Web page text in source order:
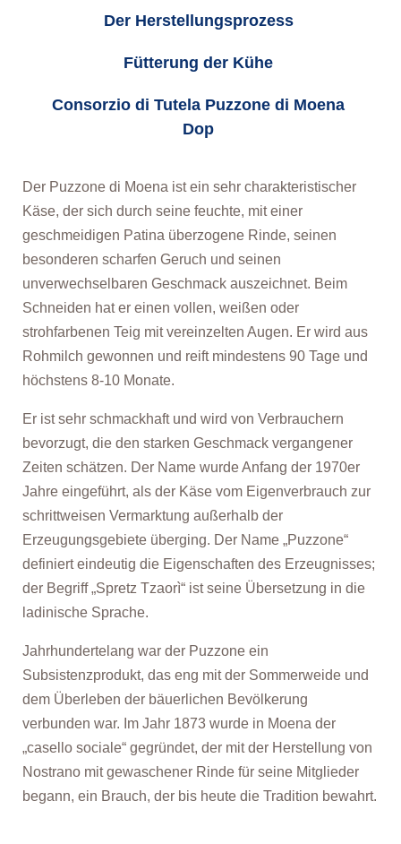
Der Herstellungsprozess
Fütterung der Kühe
Consorzio di Tutela Puzzone di Moena
Dop
Der Puzzone di Moena ist ein sehr charakteristischer
Käse, der sich durch seine feuchte, mit einer
geschmeidigen Patina überzogene Rinde, seinen
besonderen scharfen Geruch und seinen
unverwechselbaren Geschmack auszeichnet. Beim
Schneiden hat er einen vollen, weißen oder
strohfarbenen Teig mit vereinzelten Augen. Er wird aus
Rohmilch gewonnen und reift mindestens 90 Tage und
höchstens 8-10 Monate.
Er ist sehr schmackhaft und wird von Verbrauchern
bevorzugt, die den starken Geschmack vergangener
Zeiten schätzen. Der Name wurde Anfang der 1970er
Jahre eingeführt, als der Käse vom Eigenverbrauch zur
schrittweisen Vermarktung außerhalb der
Erzeugungsgebiete überging. Der Name „Puzzone“
definiert eindeutig die Eigenschaften des Erzeugnisses;
der Begriff „Spretz Tzaorì“ ist seine Übersetzung in die
ladinische Sprache.
Jahrhundertelang war der Puzzone ein
Subsistenzprodukt, das eng mit der Sommerweide und
dem Überleben der bäuerlichen Bevölkerung
verbunden war. Im Jahr 1873 wurde in Moena der
„casello sociale“ gegründet, der mit der Herstellung von
Nostrano mit gewaschener Rinde für seine Mitglieder
begann, ein Brauch, der bis heute die Tradition bewahrt.